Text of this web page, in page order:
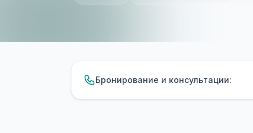
Бронирование и консультации: